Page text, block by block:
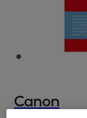
Canon